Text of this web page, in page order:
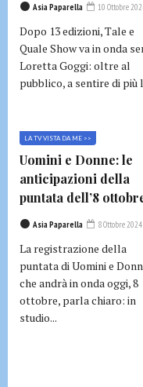
Asia Paparella 10 Ottobre
Dopo 13 edizioni, Tale e
Quale Show va in onda
Loretta Goggi: oltre al
pubblico, a sentire di più
LA TV VISTA DA ME >>
Uomini e Donne: le
anticipazioni della
puntata dell’8
Asia Paparella 8 Ottobre 2024
La registrazione della
puntata di Uomini e
che andrà in onda oggi, 8
ottobre, parla chiaro: in
studio...